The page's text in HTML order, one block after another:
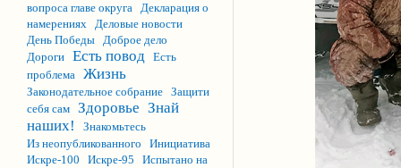
вопроса главе округа Декларация о
намерениях Деловые новости
День Победы Доброе дело
Дороги Есть повод Есть
проблема Жизнь
Законодательное собрание Защити
себя сам Здоровье Знай
наших!
Знакомьтесь
Из неопубликованного
Инициатива
Искре-100
Искре-95
Испытано на